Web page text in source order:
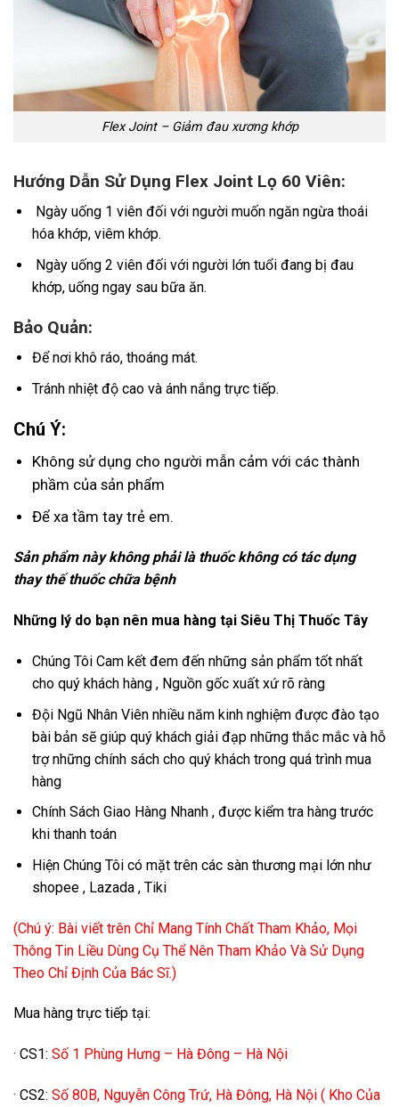
Flex Joint – Giảm đau xương khớp
Hướng Dẫn Sử Dụng Flex Joint Lọ 60 Viên:
Ngày uống 1 viên đối với người muốn ngăn ngừa thoái
hóa khớp, viêm khớp.
Ngày uống 2 viên đối với người lớn tuổi đang bị đau
khớp, uống ngay sau bữa ăn.
Bảo Quản:
Để nơi khô ráo, thoáng mát.
Tránh nhiệt độ cao và ánh nắng trực tiếp.
Chú Ý:
Không sử dụng cho người mẫn cảm với các thành
phầm của sản phẩm
Để xa tầm tay trẻ em.
Sản phẩm này không phải là thuốc không có tác dụng
thay thế thuốc chữa bệnh
Những lý do bạn nên mua hàng tại Siêu Thị Thuốc Tây
Chúng Tôi Cam kết đem đến những sản phẩm tốt nhất
cho quý khách hàng , Nguồn gốc xuất xứ rõ ràng
Đội Ngũ Nhân Viên nhiều năm kinh nghiệm được đào tạo
bài bản sẽ giúp quý khách giải đạp những thắc mắc và hỗ
trợ những chính sách cho quý khách trong quá trình mua
hàng
Chính Sách Giao Hàng Nhanh , được kiểm tra hàng trước
khi thanh toán
Hiện Chúng Tôi có mặt trên các sàn thương mại lớn như
shopee , Lazada , Tiki
(Chú ý: Bài viết trên Chỉ Mang Tính Chất Tham Khảo, Mọi
Thông Tin Liều Dùng Cụ Thể Nên Tham Khảo Và Sử Dụng
Theo Chỉ Định Của Bác Sĩ.)
Mua hàng trực tiếp tại:
· CS1: Số 1 Phùng Hưng – Hà Đông – Hà Nội
· CS2: Số 80B, Nguyễn Công Trứ, Hà Đông, Hà Nội ( Kho Của